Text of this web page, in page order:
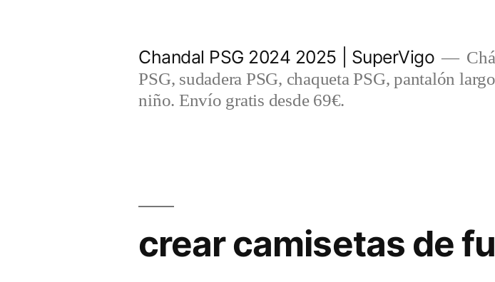
Chandal PSG 2024 2025 | SuperVigo
PSG, sudadera PSG, chaqueta PSG, pantalón
niño. Envío gratis desde 69€.
crear camisetas de